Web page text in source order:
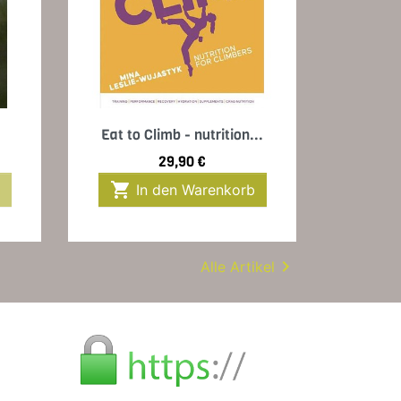
Vorschau
Eat to Climb - nutrition...
Preis
29,90 €
 In den Warenkorb
Alle Artikel 